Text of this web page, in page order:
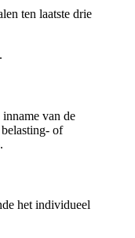
ten laatste drie
van de
of
het individueel